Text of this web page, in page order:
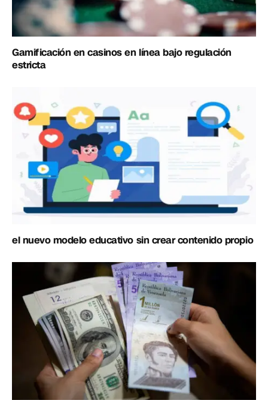
Gamificación en casinos en línea bajo regulación
estricta
el nuevo modelo educativo sin crear contenido propio